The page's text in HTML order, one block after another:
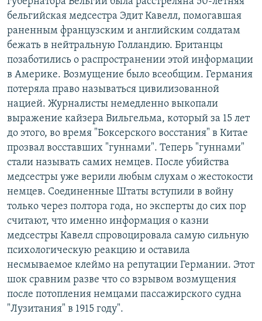
бельгийская медсестра Эдит Кавелл, помогавшая
раненным французским и английским солдатам
бежать в нейтральную Голландию. Британцы
позаботились о распространении этой информации
в Америке. Возмущение было всеобщим. Германия
потеряла право называться цивилизованной
нацией. Журналисты немедленно выкопали
выражение кайзера Вильгельма, который за 15 лет
до этого, во время "Боксерского восстания" в Китае
прозвал восставших "гуннами". Теперь "гуннами"
стали называть самих немцев. После убийства
медсестры уже верили любым слухам о жестокости
немцев. Соединенные Штаты вступили в войну
только через полтора года, но эксперты до сих пор
считают, что именно информация о казни
медсестры Кавелл спровоцировала самую сильную
психологическую реакцию и оставила
несмываемое клеймо на репутации Германии. Этот
шок сравним разве что со взрывом возмущения
после потопления немцами пассажирского судна
"Лузитания" в 1915 году".